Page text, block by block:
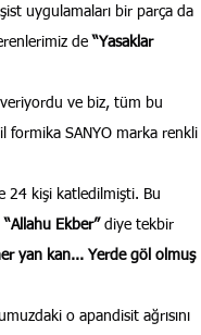
uygulamaları bir parça da
de “Yasaklar
veriyordu ve biz, tüm bu
formika SANYO marka renkli
24 kişi katledilmişti. Bu
“Allahu Ekber” diye tekbir
yan kan... Yerde göl olmuş
o apandisit ağrısını